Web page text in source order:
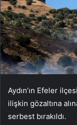
Aydın’ın Efeler
ilişkin gözaltına
serbest bırakıldı.